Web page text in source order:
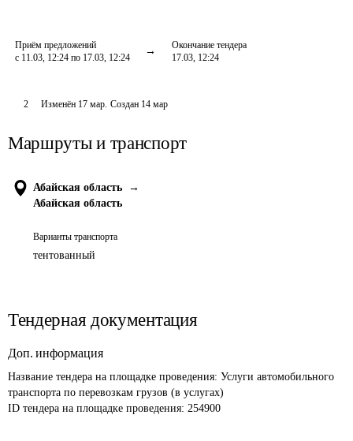
Приём предложений
с 11.03, 12:24 по 17.03, 12:24
Окончание тендера
17.03, 12:24
2 Изменён 17 мар. Создан 14 мар
Маршруты и транспорт
Абайская область
→
Абайская область
Варианты транспорта
тентованный
Тендерная документация
Доп. информация
Название тендера на площадке проведения: Услуги автомобильного
транспорта по перевозкам грузов (в услугах)
ID тендера на площадке проведения: 254900